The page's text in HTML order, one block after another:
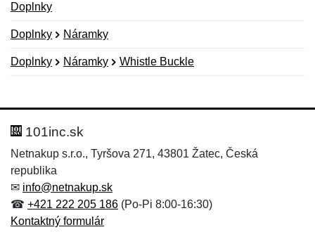
Doplnky
Doplnky Náramky
Doplnky Náramky Whistle Buckle
Hodnotenie:
Meno:*
Meno:
E-mail:*
101inc.sk
Netnakup s.r.o., Tyršova 271, 43801 Žatec, Česká
republika
✉ info@netnakup.sk
☎ +421 222 205 186 (Po-Pi 8:00-16:30)
Kontaktný formulár